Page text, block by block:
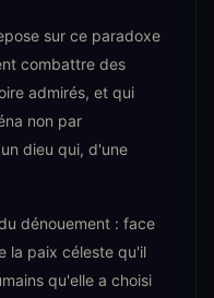
sur ce paradoxe
combattre des
admirés, et qui
non par
dieu qui, d'une
dénouement : face
la paix céleste qu'il
qu'elle a choisi